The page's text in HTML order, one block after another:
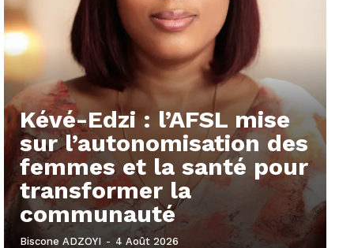
Kévé-Edzi : l’AFSL mise
sur l’autonomisation des
femmes et la santé pour
transformer la
communauté
Biscone ADZOYI - 4 Août 2026